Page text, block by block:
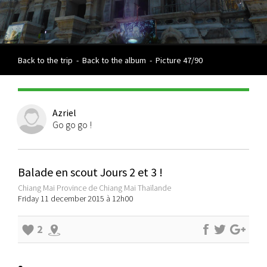
Back to the trip - Back to the album - Picture 47/90
Azriel
Go go go !
Balade en scout Jours 2 et 3 !
Chiang Mai Province de Chiang Mai Thaïlande
Friday 11 december 2015 à 12h00
2